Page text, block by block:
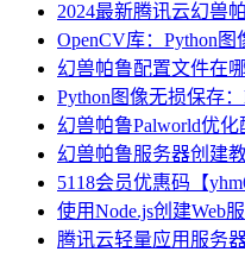
2024最新腾讯云幻兽
OpenCV库：Python
幻兽帕鲁配置文件在
Python图像无损保存
幻兽帕鲁Palworld优化
幻兽帕鲁服务器创建
5118会员优惠码【
使用Node.js创建Web
腾讯云轻量应用服务